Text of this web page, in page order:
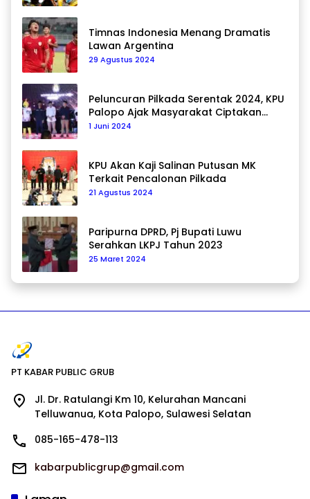
Timnas Indonesia Menang Dramatis
Lawan Argentina
29 Agustus 2024
Peluncuran Pilkada Serentak 2024, KPU
Palopo Ajak Masyarakat Ciptakan
Pilkada Damai
1 Juni 2024
KPU Akan Kaji Salinan Putusan MK
Terkait Pencalonan Pilkada
21 Agustus 2024
Paripurna DPRD, Pj Bupati Luwu
Serahkan LKPJ Tahun 2023
25 Maret 2024
PT KABAR PUBLIC GRUB
Jl. Dr. Ratulangi Km 10, Kelurahan Mancani
Telluwanua, Kota Palopo, Sulawesi Selatan
085-165-478-113
kabarpublicgrup@gmail.com